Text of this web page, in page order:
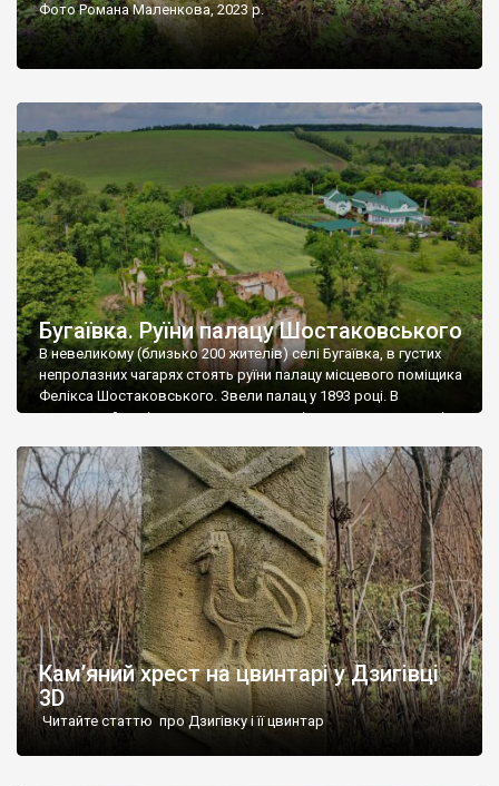
Фото Романа Маленкова, 2023 р.
Бугаївка. Руїни палацу Шостаковського
В невеликому (близько 200 жителів) селі Бугаївка, в густих
непролазних чагарях стоять руїни палацу місцевого поміщика
Фелікса Шостаковського. Звели палац у 1893 році. В
радянський період у ньому спочатку містилася школа, потім
століття тут розмістили туберкульозну лікарню. Коли із
палацу виїхала лікарня – ми точно не […]
Кам’яний хрест на цвинтарі у Дзигівці
3D
Читайте статтю про Дзигівку і її цвинтар